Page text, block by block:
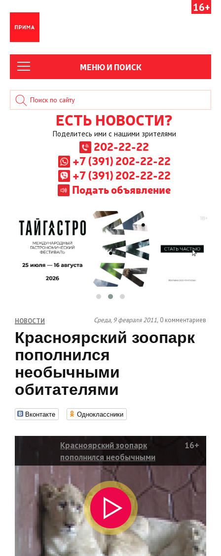
16+
МЕНЮ И ПОИСК
ЕСТЬ НОВОСТИ?
Поделитесь ими с нашими зрителями
202-22-22
+7 (391) 202-22-22
+7 (391) 202-22-22
Подать объявление
НОВОСТИ Среда, 9 февраля 2011, 0 комментариев
Красноярский зоопарк
пополнился
необычными
обитателями
Вконтакте Одноклассники
Красноярский зоопарк
пополнился необычными
обитателями
16+